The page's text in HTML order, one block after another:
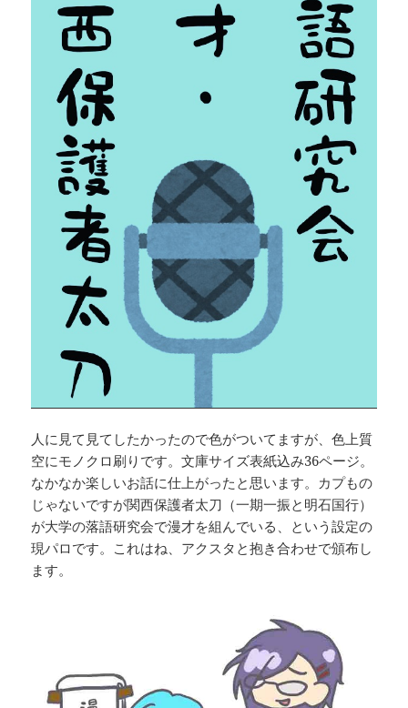
人に見て見てしたかったので色がついてますが、色上質
空にモノクロ刷りです。文庫サイズ表紙込み36ページ。
なかなか楽しいお話に仕上がったと思います。カプもの
じゃないですが関西保護者太刀（一期一振と明石国行）
が大学の落語研究会で漫才を組んでいる、という設定の
現パロです。これはね、アクスタと抱き合わせで頒布し
ます。